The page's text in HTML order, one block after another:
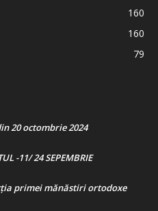
160
160
79
20 octombrie 2024
-11/ 24 SEPEMBRIE
primei mănăstiri ortodoxe